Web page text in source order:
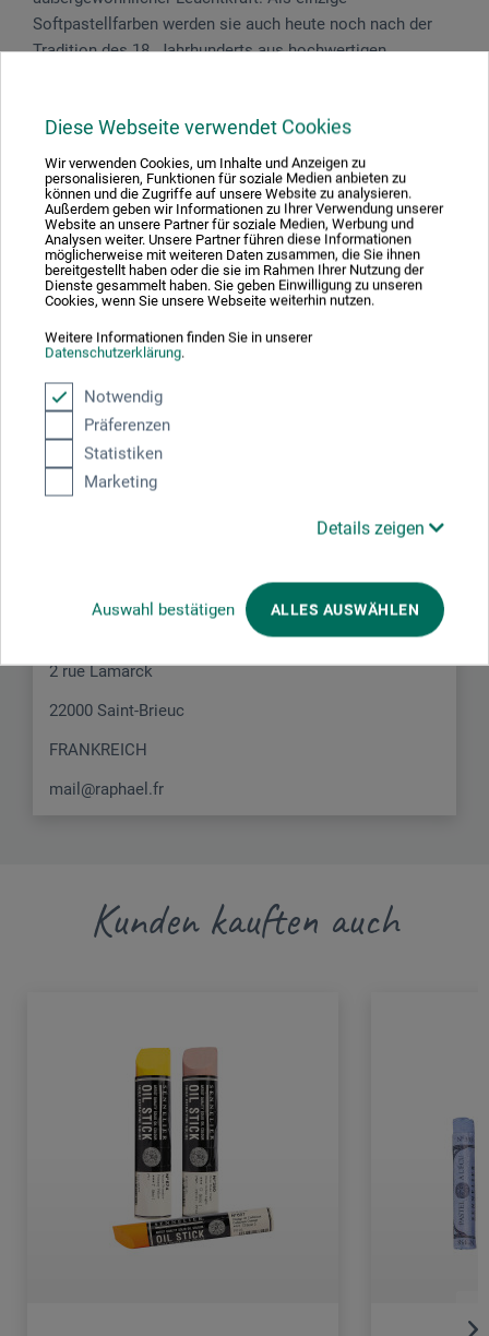
Diese Webseite verwendet Cookies
Wir verwenden Cookies, um Inhalte und Anzeigen zu
personalisieren, Funktionen für soziale Medien anbieten zu
können und die Zugriffe auf unsere Website zu analysieren.
Außerdem geben wir Informationen zu Ihrer Verwendung unserer
Website an unsere Partner für soziale Medien, Werbung und
Analysen weiter. Unsere Partner führen diese Informationen
möglicherweise mit weiteren Daten zusammen, die Sie ihnen
bereitgestellt haben oder die sie im Rahmen Ihrer Nutzung der
Dienste gesammelt haben. Sie geben Einwilligung zu unseren
Cookies, wenn Sie unsere Webseite weiterhin nutzen.
Weitere Informationen finden Sie in unserer
Datenschutzerklärung.
Notwendig
Präferenzen
Statistiken
Marketing
Details zeigen
Auswahl bestätigen ALLES AUSWÄHLEN
Softpastellfarben werden sie auch heute noch nach der
Tradition des 18. Jahrhunderts aus hochwertigen
Produktbewertungen (0)
Schreiben Sie die erste Bewertung zu diesem Produkt
Hersteller-Kontakt
Hier finden Sie die Kontaktdaten des Herstellers zu
2 rue Lamarck
22000 Saint-Brieuc
FRANKREICH
mail@raphael.fr
Kunden kauften auch